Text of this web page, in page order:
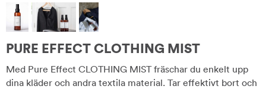
PURE EFFECT CLOTHING MIST
Med Pure Effect CLOTHING MIST fräschar du enkelt upp
dina kläder och andra textila material. Tar effektivt bort och